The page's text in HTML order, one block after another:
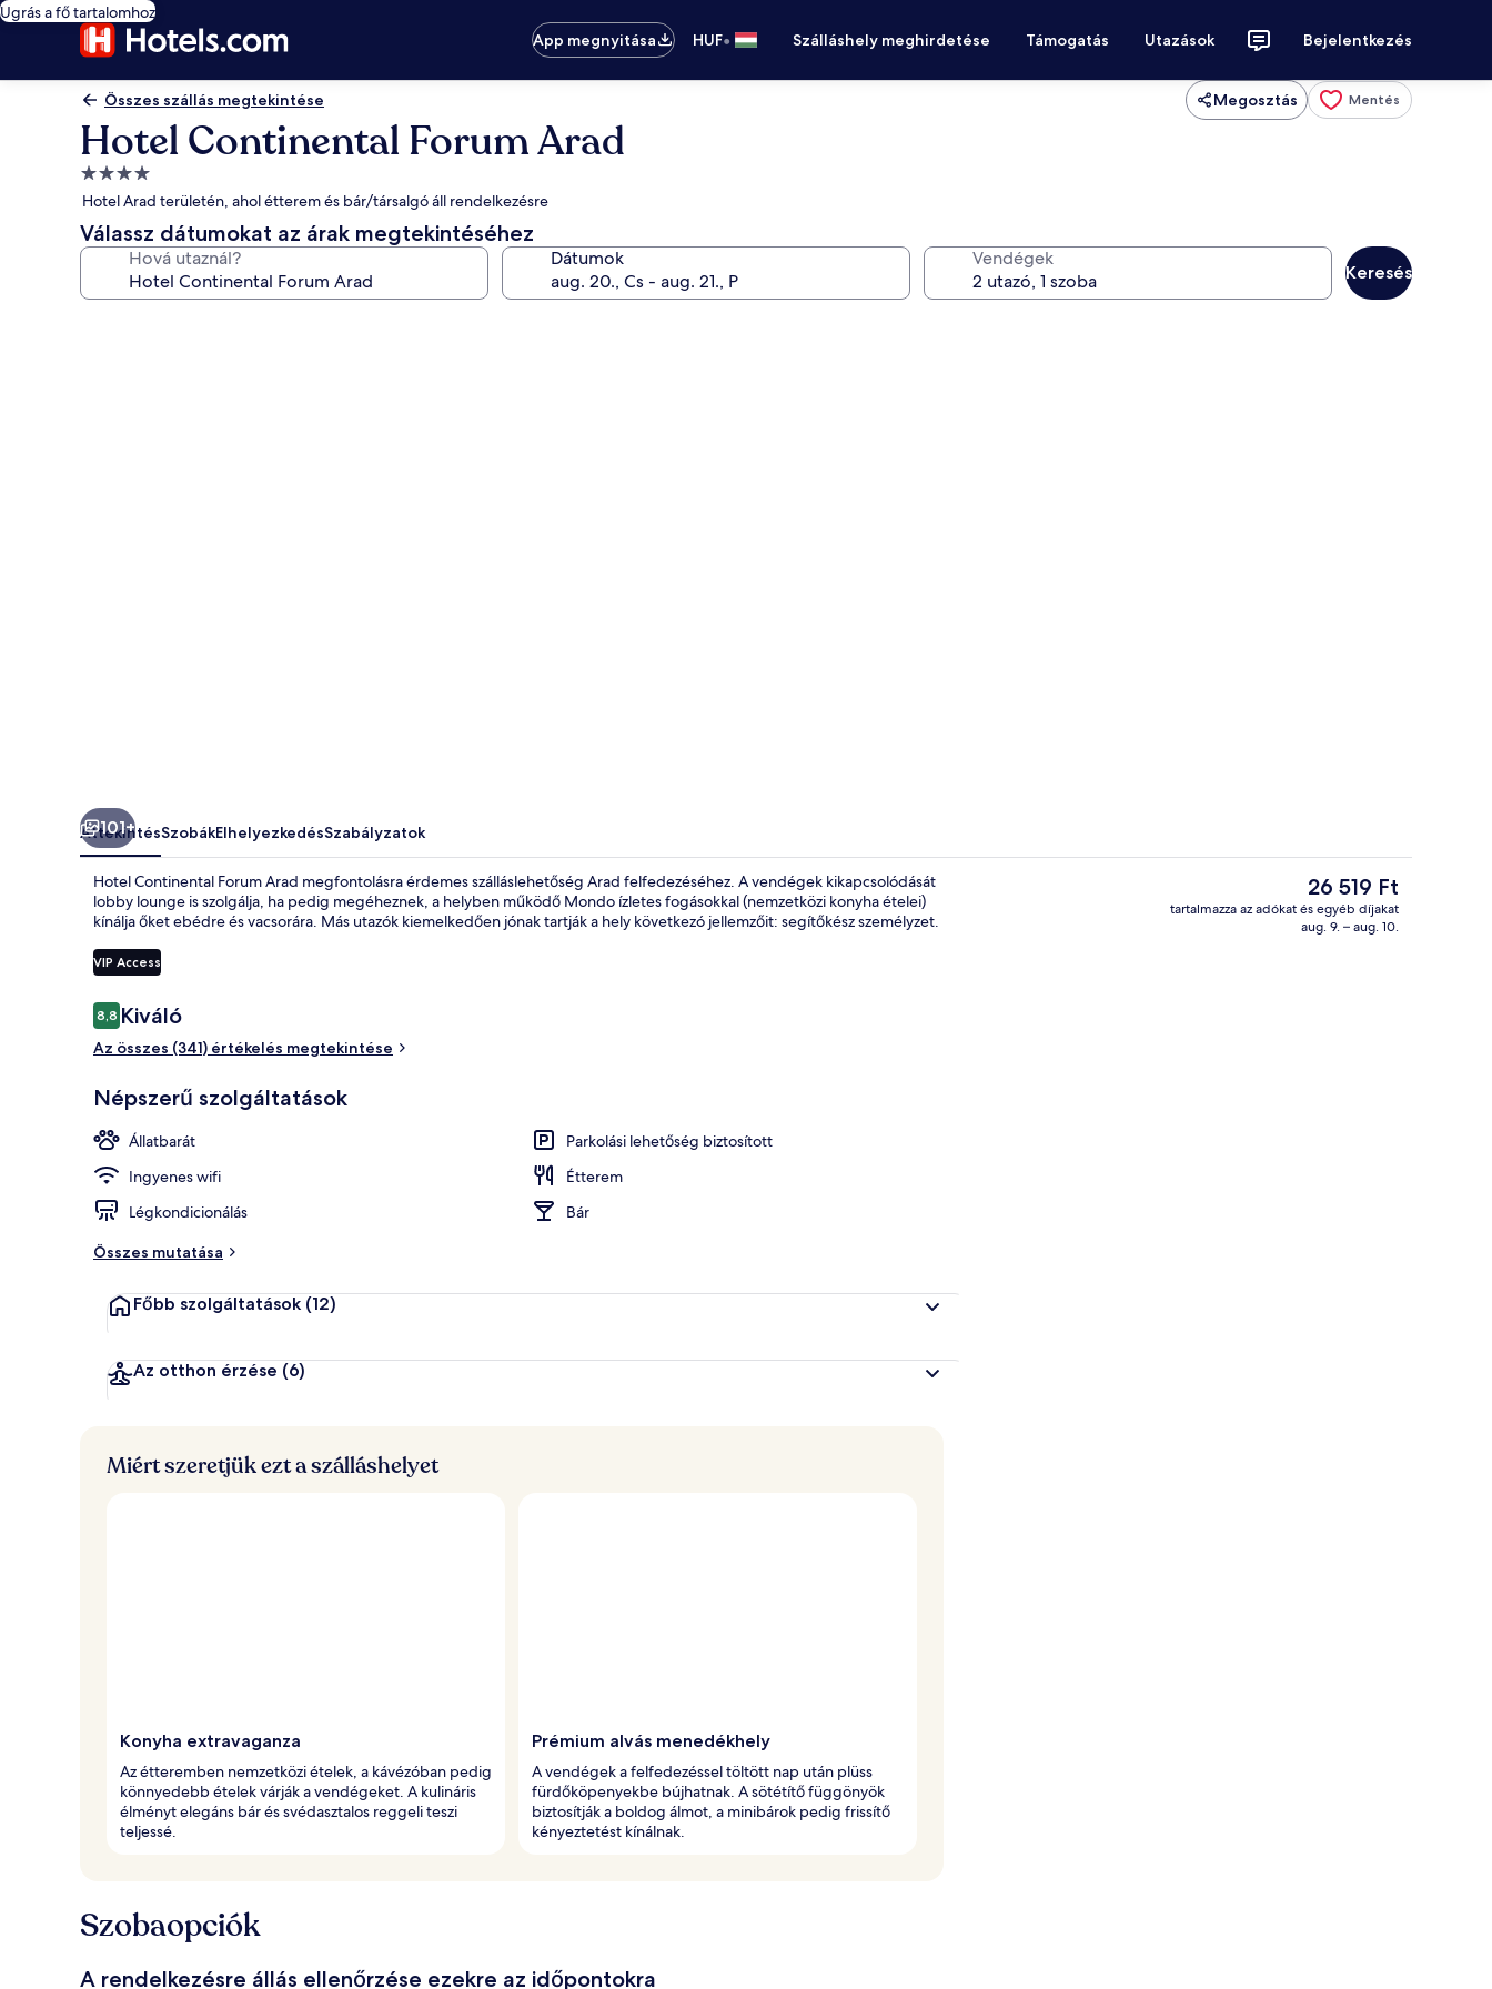
Ugrás a fő tartalomhoz
App megnyitása
HUF• Szálláshely meghirdetése Támogatás Utazások Bejelentkezés
Összes szállás megtekintése Megosztás Mentés
Hotel Continental Forum Arad
4.0
csillagos
szálláshely
Hotel Arad területén, ahol étterem és bár/társalgó áll rendelkezésre
Válassz dátumokat az árak megtekintéséhez
Hová utaznál? Dátumok Vendégek
Keresés
Lobby lounge
101+
ÁttekintésSzobákElhelyezkedésSzabályzatok
Hotel Continental Forum Arad megfontolásra érdemes szálláslehetőség Arad felfedezéséhez. A vendégek kikapcsolódását
lobby lounge is szolgálja, ha pedig megéheznek, a helyben működő Mondo ízletes fogásokkal (nemzetközi konyha ételei)
kínálja őket ebédre és vacsorára. Más utazók kiemelkedően jónak tartják a hely következó jellemzőit: segítőkész személyzet.
VIP Access
Értékelések
8,88,8 ennyiből: 10
Kiváló
Az összes (341) értékelés megtekintése
Népszerű szolgáltatások
Állatbarát
Parkolási lehetőség biztosított
Ingyenes wifi
Étterem
Légkondicionálás
Bár
Összes mutatása
Főbb szolgáltatások (12)
Az otthon érzése (6)
A
jelenlegi
ár
26 519 Ft
tartalmazza az adókat és egyéb díjakat
aug. 9. – aug. 10.
Miért szeretjük ezt a szálláshelyet
Konyha extravaganza
Az étteremben nemzetközi ételek, a kávézóban pedig
könnyedebb ételek várják a vendégeket. A kulináris
élményt elegáns bár és svédasztalos reggeli teszi
teljessé.
Prémium alvás menedékhely
A vendégek a felfedezéssel töltött nap után plüss
fürdőköpenyekbe bújhatnak. A sötétítő függönyök
biztosítják a boldog álmot, a minibárok pedig frissítő
kényeztetést kínálnak.
Szobaopciók
A rendelkezésre állás ellenőrzése ezekre az időpontokra